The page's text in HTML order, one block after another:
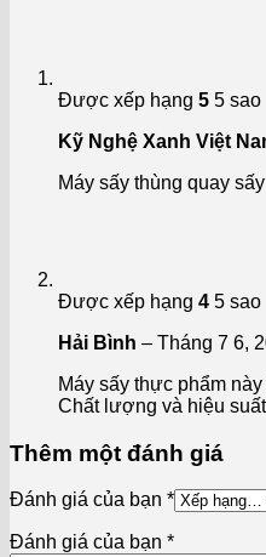
Được xếp hạng 5 5 sao
Kỹ Nghệ Xanh Việt
Máy sấy thùng quay
Được xếp hạng 4 5 sao
Hải Bình – Tháng 7 6,
Máy sấy thực phẩm
Chất lượng và hiệu
Thêm một đánh giá
Đánh giá của bạn *
Đánh giá của bạn *